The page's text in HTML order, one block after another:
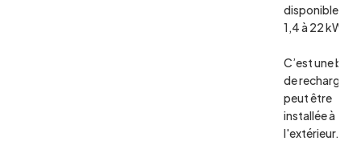
disponibles de
1,4 à 22 kW.
C’est une
de recharge
peut être
installée à
l'extérieur.